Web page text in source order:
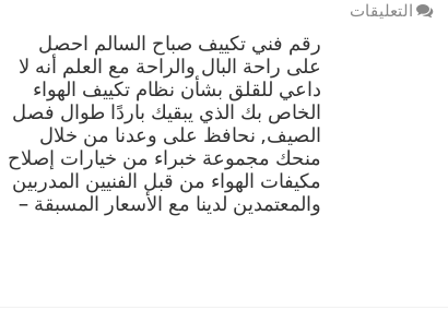
التعليقات
رقم فني تكييف صباح السالم احصل
على راحة البال والراحة مع العلم أنه لا
داعي للقلق بشأن نظام تكييف الهواء
الخاص بك الذي يبقيك باردًا طوال فصل
الصيف, نحافظ على وعدنا من خلال
منحك مجموعة خبراء من خيارات إصلاح
مكيفات الهواء من قبل الفنيين المدربين
والمعتمدين لدينا مع الأسعار المسبقة –